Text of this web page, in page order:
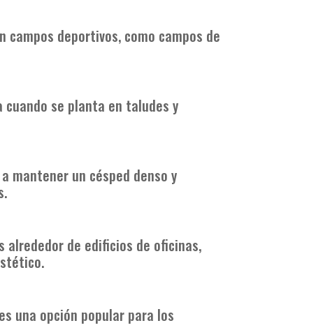
deportivos, como campos de
se planta en taludes y
mantener un césped denso y
de edificios de oficinas,
una opción popular para los